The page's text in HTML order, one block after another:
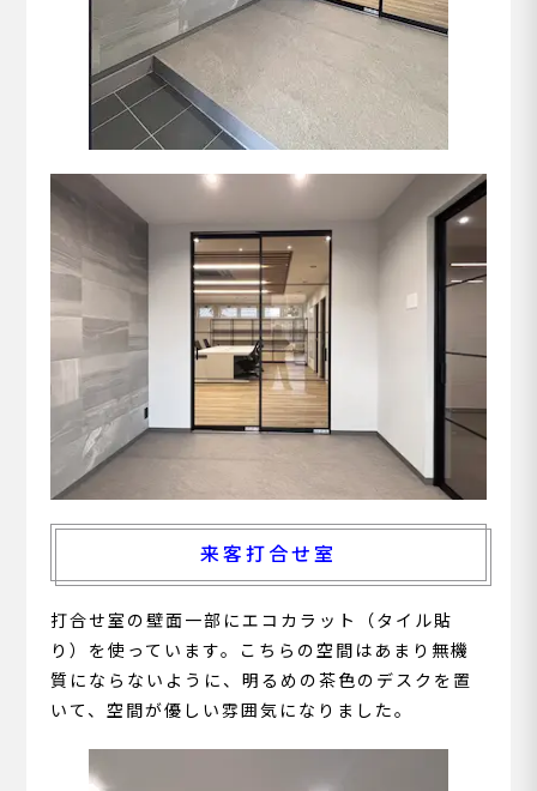
来客打合せ室
打合せ室の壁面一部にエコカラット（タイル貼
り）を使っています。こちらの空間はあまり無機
質にならないように、明るめの茶色のデスクを置
いて、空間が優しい雰囲気になりました。